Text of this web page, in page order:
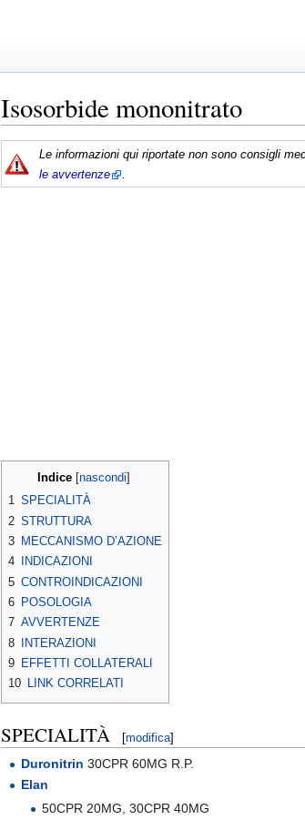
Isosorbide mononitrato
Le informazioni qui riportate non sono consigli
le avvertenze .
Indice[ nascondi
1 SPECIALITÀ
2 STRUTTURA
3 MECCANISMO D’AZIONE
4
INDICAZIONI
5 CONTROINDICAZIONI
6 POSOLOGIA
7 AVVERTENZE
8 INTERAZIONI
9 EFFETTI COLLATERALI
10 LINK CORRELATI
SPECIALITÀ [modifica]
Duronitrin 30CPR 60MG R.P.
Elan
50CPR 20MG, 30CPR 40MG